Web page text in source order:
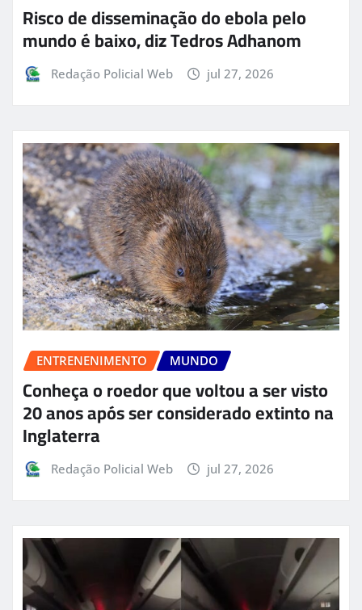
Risco de disseminação do ebola pelo
mundo é baixo, diz Tedros Adhanom
Redação Policial Web jul 27, 2026
ENTRENENIMENTO MUNDO
Conheça o roedor que voltou a ser visto
20 anos após ser considerado extinto na
Inglaterra
Redação Policial Web jul 27, 2026